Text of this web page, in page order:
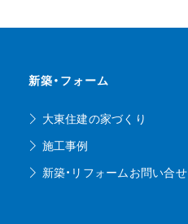
新築・フォーム
大東住建の家づくり
施工事例
新築・リフォームお問い合せ